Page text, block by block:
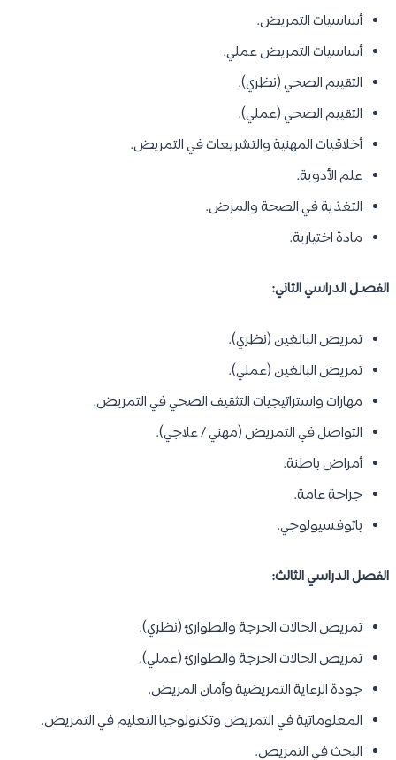
أساسيات التمريض.
أساسيات التمريض عملي.
التقييم الصحي (نظري).
التقييم الصحي (عملي).
أخلاقيات المهنية والتشريعات في التمريض.
علم الأدوية.
التغذية في الصحة والمرض.
مادة اختيارية.
الفصـل الدراسي الثاني:
تمريض البالغين (نظري).
تمريض البالغين (عملي).
مهارات واستراتيجيات التثقيف الصحي في التمريض.
التواصل في التمريض (مهني / علاجي).
أمراض باطنة.
جراحة عامة.
باثوفسيولوجي.
الفصل الدراسي الثالث:
تمريض الحالات الحرجة والطوارئ (نظري).
تمريض الحالات الحرجة والطوارئ (عملي).
جودة الرعاية التمريضية وأمان المريض.
المعلوماتية في التمريض وتكنولوجيا التعليم في التمريض.
البحث في التمريض.